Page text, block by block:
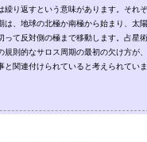
繰り返すという意味があります。それ
は、地球の北極か南極から始まり、太陽
って反対側の極まで移動します。占星術
規則的なサロス周期の最初の欠け方が、
と関連付けられていると考えられていま